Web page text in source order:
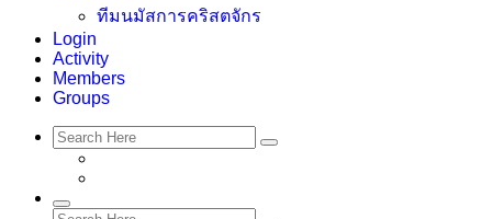
ทีมนมัสการคริสตจักร
Login
Activity
Members
Groups